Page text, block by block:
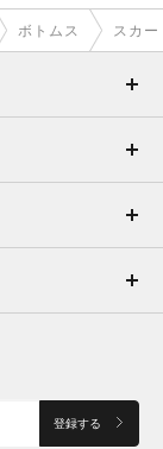
ボトムス スカー
登録する